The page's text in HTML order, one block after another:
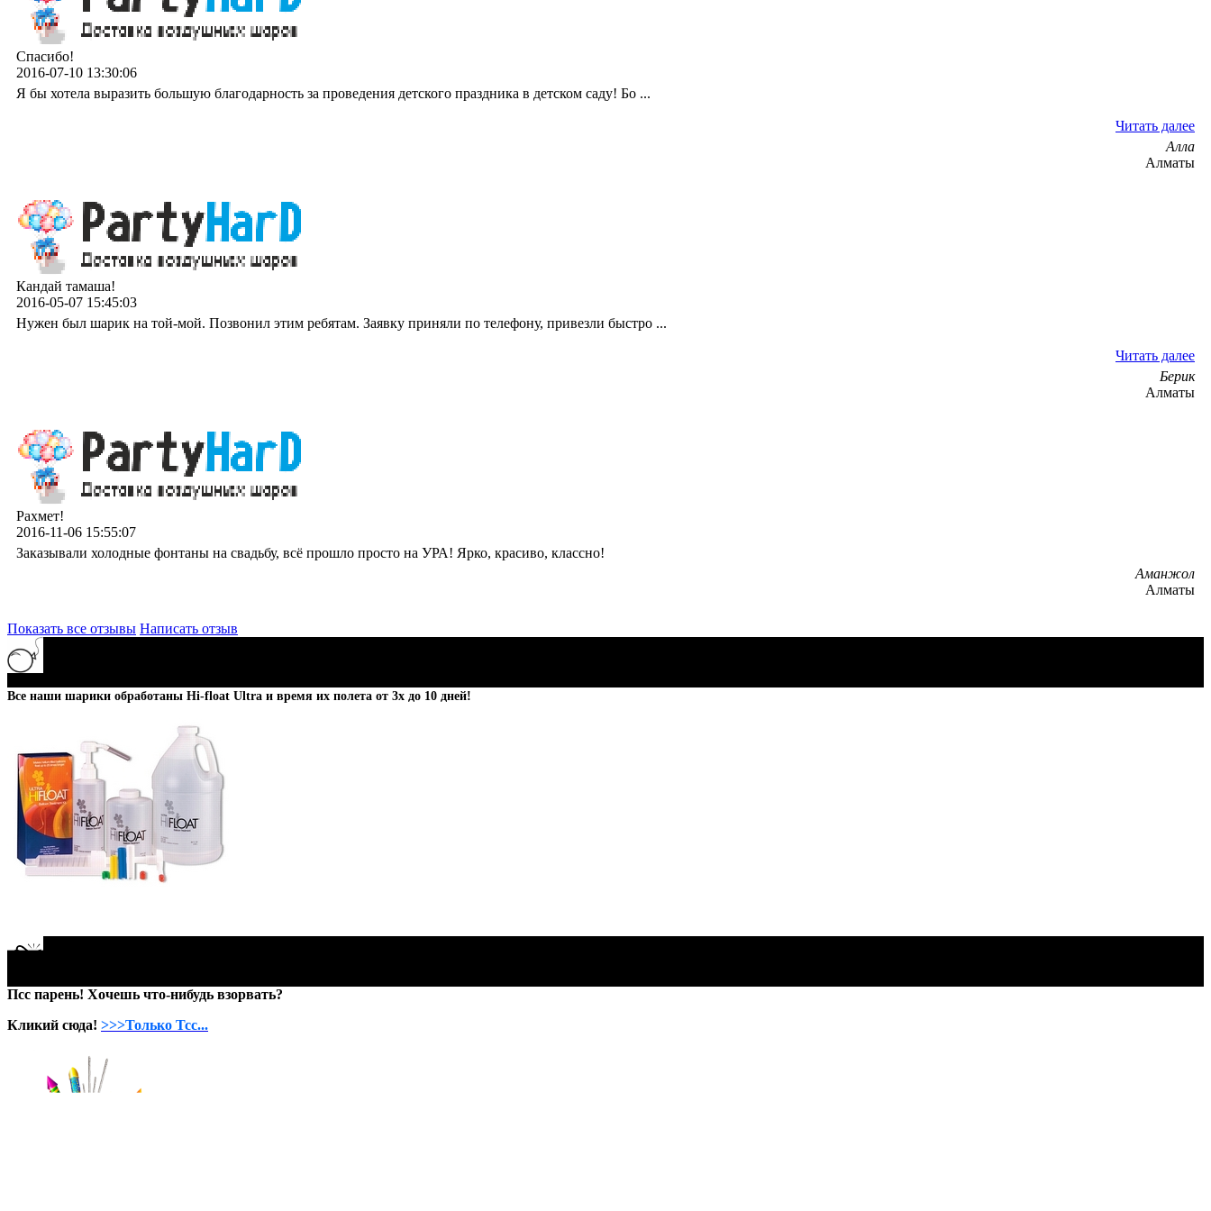
Спасибо!
2016-07-10 13:30:06
Я бы хотела выразить большую благодарность за проведения детского праздника в детском саду! Бо ...
Читать далее
Алла
Алматы
Кандай тамаша!
2016-05-07 15:45:03
Нужен был шарик на той-мой. Позвонил этим ребятам. Заявку приняли по телефону, привезли быстро ...
Читать далее
Берик
Алматы
Рахмет!
2016-11-06 15:55:07
Заказывали холодные фонтаны на свадьбу, всё прошло просто на УРА! Ярко, красиво, классно!
Аманжол
Алматы
Показать все отзывы Написать отзыв
Все наши шарики обработаны Hi-float Ultra и время их полета от 3х до 10 дней!
Псс парень! Хочешь что-нибудь взорвать?
Кликий сюда! >>>Только Тсс...